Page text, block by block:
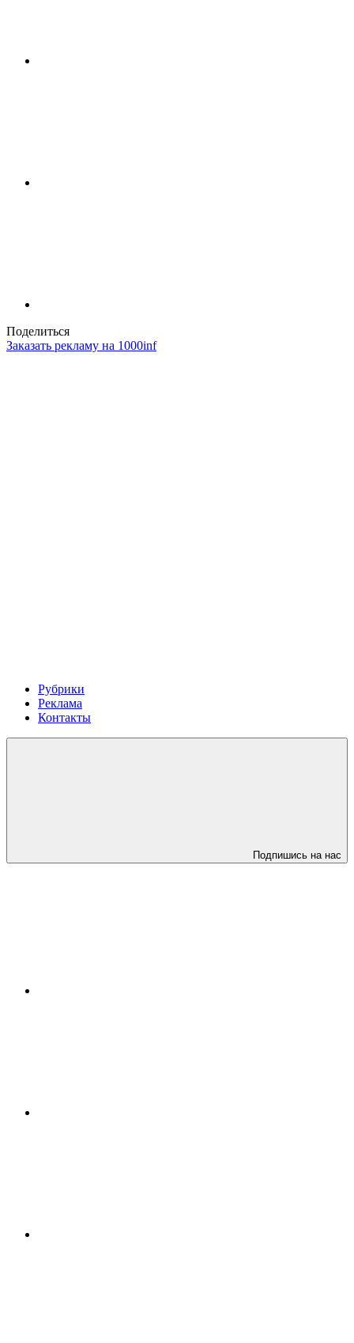
Поделиться
Заказать рекламу на 1000inf
Рубрики
Реклама
Контакты
Подпишись на нас